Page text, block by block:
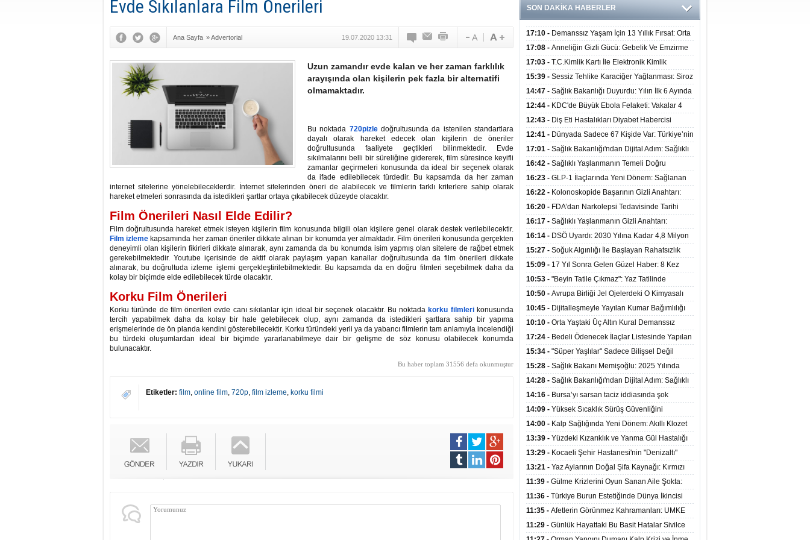
Evde Sıkılanlara Film Önerileri
Ana Sayfa »Advertorial 19.07.2020 13:31
Uzun zamandır evde kalan ve her zaman farklılık
arayışında olan kişilerin pek fazla bir alternatifi
olmamaktadır.
Bu noktada 720pizledoğrultusunda da istenilen standartlara
dayalı olarak hareket edecek olan kişilerin de öneriler
doğrultusunda faaliyete geçtikleri bilinmektedir. Evde
sıkılmalarını belli bir süreliğine gidererek, film süresince keyifli
zamanlar geçirmeleri konusunda da ideal bir seçenek olarak
da ifade edilebilecek türdedir. Bu kapsamda da her zaman
internet sitelerine yönelebileceklerdir. İnternet sitelerinden öneri de alabilecek ve filmlerin farklı kriterlere sahip olarak
hareket etmeleri sonrasında da istedikleri şartlar ortaya çıkabilecek düzeyde olacaktır.
Film Önerileri Nasıl Elde Edilir?
Film doğrultusunda hareket etmek isteyen kişilerin film konusunda bilgili olan kişilere genel olarak destek verilebilecektir.
Film izleme kapsamında her zaman öneriler dikkate alınan bir konumda yer almaktadır. Film önerileri konusunda gerçekten
deneyimli olan kişilerin fikirleri dikkate alınarak, aynı zamanda da bu konumda isim yapmış olan sitelere de rağbet etmek
gerekebilmektedir. Youtube içerisinde de aktif olarak paylaşım yapan kanallar doğrultusunda da film önerileri dikkate
alınarak, bu doğrultuda izleme işlemi gerçekleştirilebilmektedir. Bu kapsamda da en doğru filmleri seçebilmek daha da
kolay bir biçimde elde edilebilecek türde olacaktır.
Korku Film Önerileri
Korku türünde de film önerileri evde canı sıkılanlar için ideal bir seçenek olacaktır. Bu noktada korku filmlerikonusunda
tercih yapabilmek daha da kolay bir hale gelebilecek olup, aynı zamanda da istedikleri şartlara sahip bir yapıma
erişmelerinde de ön planda kendini gösterebilecektir. Korku türündeki yerli ya da yabancı filmlerin tam anlamıyla incelendiği
bu türdeki oluşumlardan ideal bir biçimde yararlanabilmeye dair bir gelişme de söz konusu olabilecek konumda
bulunacaktır.
Bu haber toplam 31556 defa okunmuştur
Etiketler: film, online film, 720p, film izleme, korku filmi
SON DAKİKA HABERLER
17:10 - Demanssız Yaşam İçin 13 Yıllık Fırsat: Orta
Yaştaki Yaşam Tarzı Beyin Sağlığını Belirliyor
17:08 - Anneliğin Gizli Gücü: Gebelik Ve Emzirme
Biyolojik Dayanıklılığı Artırabilir Mi?
17:03 - T.C.Kimlik Kartı İle Elektronik Kimlik
Doğrulama Yöntemi (Biyometrik Kimlik Doğrulama
Sistemi) 07.08.2026
15:39 - Sessiz Tehlike Karaciğer Yağlanması: Siroz
Ve Kalp Krizine Davetiye Çıkarıyor!
14:47 - Sağlık Bakanlığı Duyurdu: Yılın İlk 6 Ayında
10 Binden Fazla Hasta Hiperbarik Oksijen Tedavisi
Aldı
12:44 - KDC'de Büyük Ebola Felaketi: Vakalar 4
Bini Aştı, Virüste Mutasyon Şüphesi!
12:43 - Diş Eti Hastalıkları Diyabet Habercisi
Olabilir: Ağız Sağlığı Ve Şeker Arasındaki Çift Yönlü
Bağ Kanıtlandı
12:41 - Dünyada Sadece 67 Kişide Var: Türkiye’nin
İlk Bundgaard Sendromu Vakası Diyarbakır’da
Teşhis Edildi
17:01 - Sağlık Bakanlığı'ndan Dijital Adım: Sağlıklı
Hayat Merkezlerinde Uzaktan Danışmanlık Dönemi
Başladı
16:42 - Sağlıklı Yaşlanmanın Temeli Doğru
Beslenmeden Geçiyor: İleri Yaşta Hangi Besin
Öğelerine İhtiyaç Duyuluyor?
16:23 - GLP-1 İlaçlarında Yeni Dönem: Sağlanan
Faydalar Yalnızca Kilo Kaybıyla Sınırlı Değil
16:22 - Kolonoskopide Başarının Gizli Anahtarı:
Yetersiz Bağırsak Temizliği Poliplerin Gözden
Kaçmasına Neden Oluyor
16:20 - FDA’dan Narkolepsi Tedavisinde Tarihi
Onay: Oreksin Sistemini Hedefleyen İlk İlaç
Kullanıma Sunuldu
16:17 - Sağlıklı Yaşlanmanın Gizli Anahtarı:
Düzenli Kuvvet Antrenmanı Kas Ve Kemik Sağlığını
Koruyor
16:14 - DSÖ Uyardı: 2030 Yılına Kadar 4,8 Milyon
Hemşire ve Ebe Açığı Oluşabilir
15:27 - Soğuk Algınlığı İle Başlayan Rahatsızlık
Karaciğer Yetmezliği Çıktı: 17 Yıl Sonra Nakille
Hayata Tutundu
15:09 - 17 Yıl Sonra Gelen Güzel Haber: 8 Kez
Reddedilen Hastaya 9'uncu Çağrıda Nakil Yapıldı
10:53 - "Beyin Tatile Çıkmaz": Yaz Tatilinde
Öğrenilenlerin Yüzde 39'u Unutulabiliyor
10:50 - Avrupa Birliği Jel Ojelerdeki O Kimyasalı
Yasakladı: Kısırlık ve Alerji Riski Uyarısı
10:45 - Dijitalleşmeyle Yayılan Kumar Bağımlılığı
Beyni ve Aileyi Yıkıma Uğratıyor
10:10 - Orta Yaştaki Üç Altın Kural Demanssız
Yaşamı 13 Yıl Uzatabiliyor
17:24 - Bedeli Ödenecek İlaçlar Listesinde Yapılan
Düzenlemeler Hakkında Duyuru 2026/30
15:34 - "Süper Yaşlılar" Sadece Bilişsel Değil
Fiziksel Olarak da Daha Sağlıklı Yaşıyor
15:28 - Sağlık Bakanı Memişoğlu: 2025 Yılında
300 Bini Aşkın Kişiye Emzirme Eğitimi Verildi
14:28 - Sağlık Bakanlığı'ndan Dijital Adım: Sağlıklı
Hayat Merkezlerinde Uzaktan Sağlık Hizmeti
Başladı
14:16 - Bursa’yı sarsan taciz iddiasında şok
gelişme!
14:09 - Yüksek Sıcaklık Sürüş Güvenliğini
Düşürüyor: 40 Derecede Güvenli Sürüş Süresi 53
Dakikaya İniyor
14:00 - Kalp Sağlığında Yeni Dönem: Akıllı Klozet
Kapağı 30 Saniyede Ritim Bozukluğunu Tespit
Ediyor
13:39 - Yüzdeki Kızarıklık ve Yanma Gül Hastalığı
(Rozasea) Belirtisi Olabilir
13:29 - Kocaeli Şehir Hastanesi'nin "Denizaltı"
Görünümlü Ünitesi Hastalara Umut Oluyor
13:21 - Yaz Aylarının Doğal Şifa Kaynağı: Kırmızı
Meyveler Bağışıklığı ve Kalbi Koruyor
11:39 - Gülme Krizlerini Oyun Sanan Aile Şokta:
3,5 Yaşındaki Çocuk 8 Kez Felç Geçirdi
11:36 - Türkiye Burun Estetiğinde Dünya İkincisi
Oldu
11:35 - Afetlerin Görünmez Kahramanları: UMKE
Dev Kadrosuyla Görev Başında
11:29 - Günlük Hayattaki Bu Basit Hatalar Sivilce